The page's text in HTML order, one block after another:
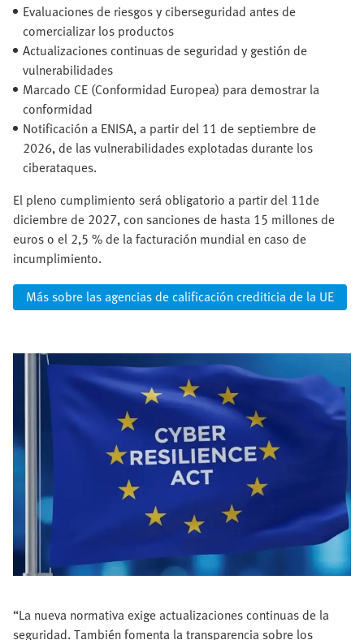
Evaluaciones de riesgos y ciberseguridad antes de
comercializar los productos
Actualizaciones continuas de seguridad y gestión de
vulnerabilidades
Marcado CE (Conformidad Europea) para demostrar la
conformidad
Notificación a ENISA, a partir del 11 de septiembre de
2026, de las vulnerabilidades explotadas durante los
ciberataques.
El pleno cumplimiento será obligatorio a partir del 11de
diciembre de 2027, con sanciones de hasta 15 millones de
euros o el 2,5 % de la facturación mundial en caso de
incumplimiento.
Más sobre las agencias de calificación crediticia de la UE
“La nueva normativa exige actualizaciones continuas de la
seguridad. También fomenta la transparencia sobre los